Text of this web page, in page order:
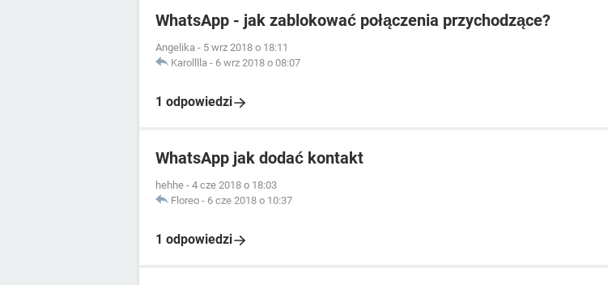
WhatsApp - jak zablokować połączenia przychodzące?
Angelika - 5 wrz 2018 o 18:11
Karolllla - 6 wrz 2018 o 08:07
1 odpowiedzi
WhatsApp jak dodać kontakt
hehhe - 4 cze 2018 o 18:03
Floreo - 6 cze 2018 o 10:37
1 odpowiedzi